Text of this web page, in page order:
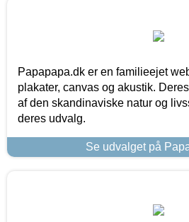
Papapapa.dk er en familieejet
plakater, canvas og akustik.
af den skandinaviske natur og
deres udvalg.
Se udvalget på